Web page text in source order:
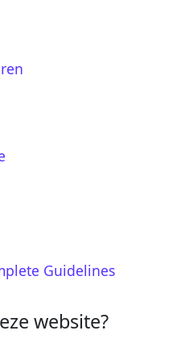
Guidelines
website?